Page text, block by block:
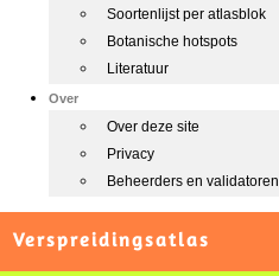
Soortenlijst per atlasblok
Botanische hotspots
Literatuur
Over
Over deze site
Privacy
Beheerders en validatoren
Verspreidingsatlas